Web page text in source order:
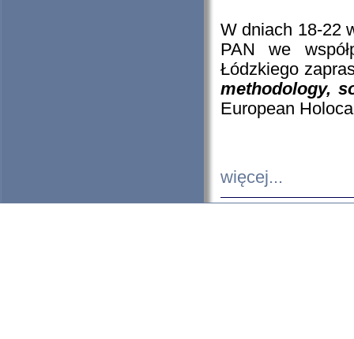
W dniach 18-22
PAN we
Łódzkiego
methodology,
European
więcej...